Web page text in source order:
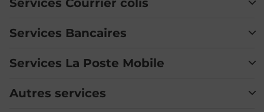
Services Courrier colis
Services Bancaires
Services La Poste Mobile
Autres services